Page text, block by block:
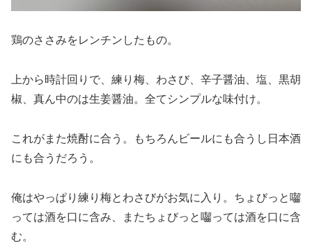
鶏のささみをレンチンしたもの。
上から時計回りで、練り梅、わさび、辛子醤油、塩、黒胡
椒、真ん中のは生姜醤油。全てシンプルな味付け。
これがまた焼酎に合う。もちろんビールにも合うし日本酒
にも合うだろう。
俺はやっぱり練り梅とわさびがお気に入り。ちょびっと囓
っては酒を口に含み、またちょびっと囓っては酒を口に含
む。